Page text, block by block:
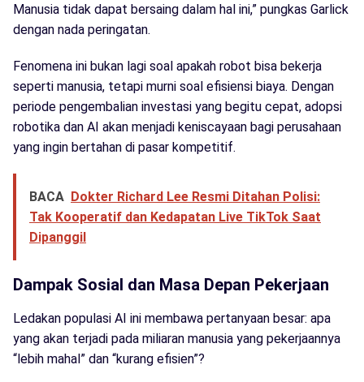
Manusia tidak dapat bersaing dalam hal ini,” pungkas Garlick
dengan nada peringatan.
Fenomena ini bukan lagi soal apakah robot bisa bekerja
seperti manusia, tetapi murni soal efisiensi biaya. Dengan
periode pengembalian investasi yang begitu cepat, adopsi
robotika dan AI akan menjadi keniscayaan bagi perusahaan
yang ingin bertahan di pasar kompetitif.
BACA Dokter Richard Lee Resmi Ditahan Polisi:
Tak Kooperatif dan Kedapatan Live TikTok Saat
Dipanggil
Dampak Sosial dan Masa Depan Pekerjaan
Ledakan populasi AI ini membawa pertanyaan besar: apa
yang akan terjadi pada miliaran manusia yang pekerjaannya
“lebih mahal” dan “kurang efisien”?